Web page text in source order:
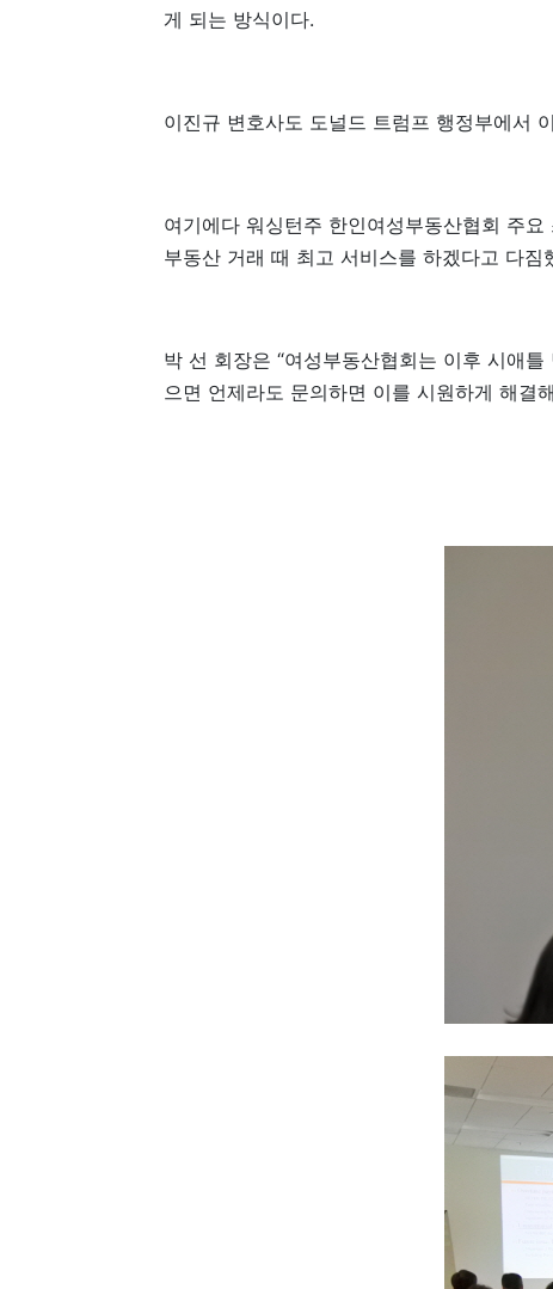
게 되는 방식이다.
이진규 변호사도 도널드 트럼프 행정부에서
여기에다 워싱턴주 한인여성부동산협회 주
부동산 거래 때 최고 서비스를 하겠다고 다짐
박 선 회장은 “여성부동산협회는 이후 시애
으면 언제라도 문의하면 이를 시원하게 해결